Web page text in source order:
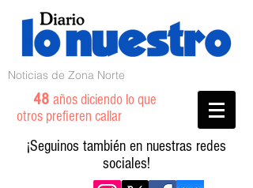
Noticias de Zona Norte
48 años diciendo lo que
otros prefieren callar
¡Seguinos también en nuestras redes
sociales!